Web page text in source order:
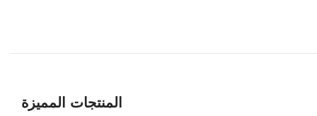
المنتجات المميزة